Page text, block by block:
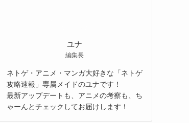
ユナ
編集長
ネトゲ・アニメ・マンガ大好きな「ネトゲ
攻略速報」専属メイドのユナです！
最新アップデートも、アニメの考察も、ち
ゃーんとチェックしてお届けします！